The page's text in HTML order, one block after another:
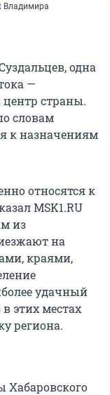
Владимира
одна
—
центр страны.
словам
к назначениям
относятся к
MSK1.RU
из
на
краями,
удачный
этих местах
региона.
Хабаровского